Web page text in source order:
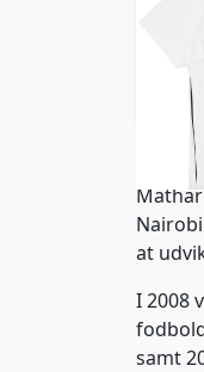
at
I 2008
samt